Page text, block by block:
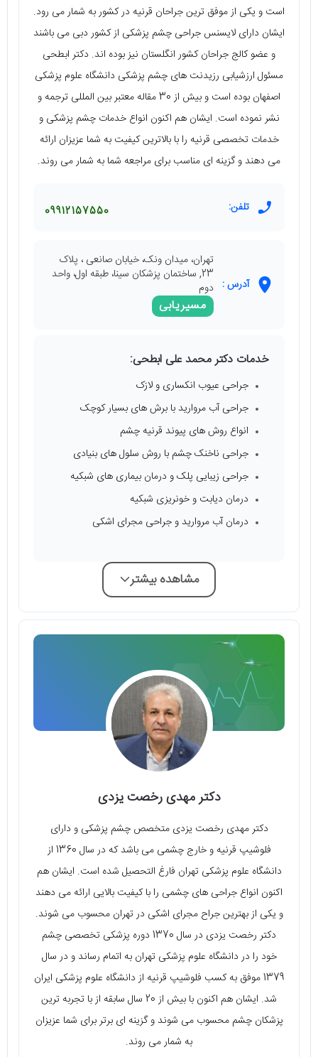
است و یکی از موفق‌ ترین جراحان قرنیه در کشور به شمار می‌ رود.
ایشان دارای لایسنس جراحی چشم پزشکی از کشور دبی می‌ باشند
و عضو کالج جراحان کشور انگلستان نیز بوده‌ اند. دکتر ابطحی
مسئول ارزشیابی رزیدنت‌ های چشم پزشکی دانشگاه علوم پزشکی
اصفهان بوده است و بیش از 30 مقاله معتبر بین‌ المللی ترجمه و
نشر نموده است. ایشان هم اکنون انواع خدمات چشم پزشکی و
خدمات تخصصی قرنیه را با بالاترین کیفیت به شما عزیزان ارائه
می‌ دهند و گزینه‌ ای مناسب برای مراجعه شما به شمار می‌ روند.
تلفن: 09912157550
آدرس :
تهران، میدان ونک، خیابان صانعی ، پلاک
23, ساختمان پزشکان سینا، طبقه اول، واحد
دوم
مسیریابی
خدمات دکتر محمد علی ابطحی:
جراحی عیوب انکساری و لازک
جراحی آب مروارید با برش‌ های بسیار کوچک
انواع روش‌ های پیوند قرنیه چشم
جراحی ناخنک چشم با روش سلول‌ های بنیادی
جراحی زیبایی پلک و درمان بیماری‌ های شبکیه
درمان دیابت و خونریزی شبکیه
درمان آب مروارید و جراحی مجرای اشکی
مشاهده بیشتر
دکتر مهدی رخصت یزدی
دکتر مهدی رخصت یزدی متخصص چشم پزشکی و دارای
فلوشیپ قرنیه و خارج چشمی می‌ باشد که در سال 1360 از
دانشگاه علوم پزشکی تهران فارغ التحصیل شده است. ایشان هم
اکنون انواع جراحی‌ های چشمی را با کیفیت بالایی ارائه می‌ دهند
و یکی از بهترین جراح مجرای اشکی در تهران محسوب می‌ شوند.
دکتر رخصت یزدی در سال 1370 دوره پزشکی تخصصی چشم
خود را در دانشگاه علوم پزشکی تهران به اتمام رساند و در سال
1379 موفق به کسب فلوشیپ قرنیه از دانشگاه علوم پزشکی ایران
شد. ایشان هم اکنون با بیش از 20 سال سابقه از با تجربه‌ ترین
پزشکان چشم محسوب می‌ شوند و گزینه‌ ای برتر برای شما عزیزان
به شمار می‌ روند.